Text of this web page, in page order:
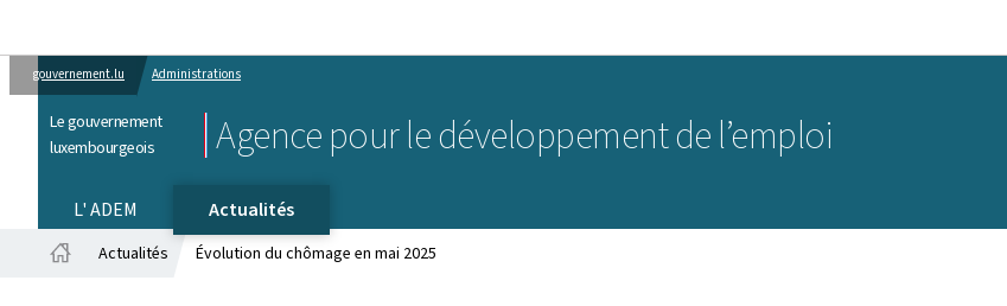
gouvernement.lu Administrations
Le gouvernement
luxembourgeois
Agence pour le développement de l’emploi
L' ADEM
Actualités
Actualités Évolution du chômage en mai 2025